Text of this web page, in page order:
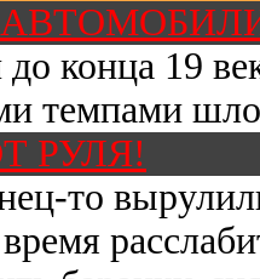
конца 19
темпами шло
РУЛЯ!
то